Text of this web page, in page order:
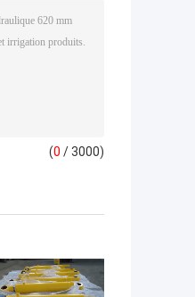
(0 / 3000)